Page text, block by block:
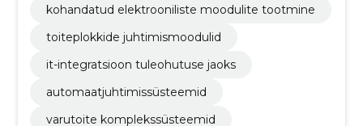
kohandatud elektrooniliste moodulite tootmine
toiteplokkide juhtimismoodulid
it-integratsioon tuleohutuse jaoks
automaatjuhtimissüsteemid
varutoite komplekssüsteemid